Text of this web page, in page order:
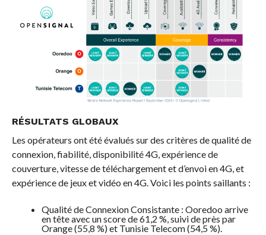
RÉSULTATS GLOBAUX
Les opérateurs ont été évalués sur des critères de qualité de
connexion, fiabilité, disponibilité 4G, expérience de
couverture, vitesse de téléchargement et d’envoi en 4G, et
expérience de jeux et vidéo en 4G. Voici les points saillants :
Qualité de Connexion Consistante : Ooredoo arrive
en tête avec un score de 61,2 %, suivi de près par
Orange (55,8 %) et Tunisie Telecom (54,5 %).